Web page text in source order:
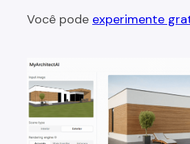
Você pode experimente